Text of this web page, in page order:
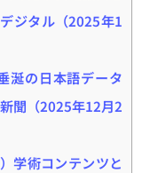
ジタル（2025年1
涎の日本語データ
聞（2025年12月2
学術コンテンツと